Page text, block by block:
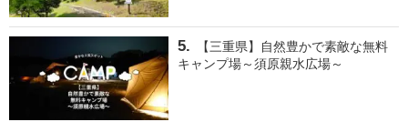
【三重県】自然豊かで素敵な無料
キャンプ場～須原親水広場～